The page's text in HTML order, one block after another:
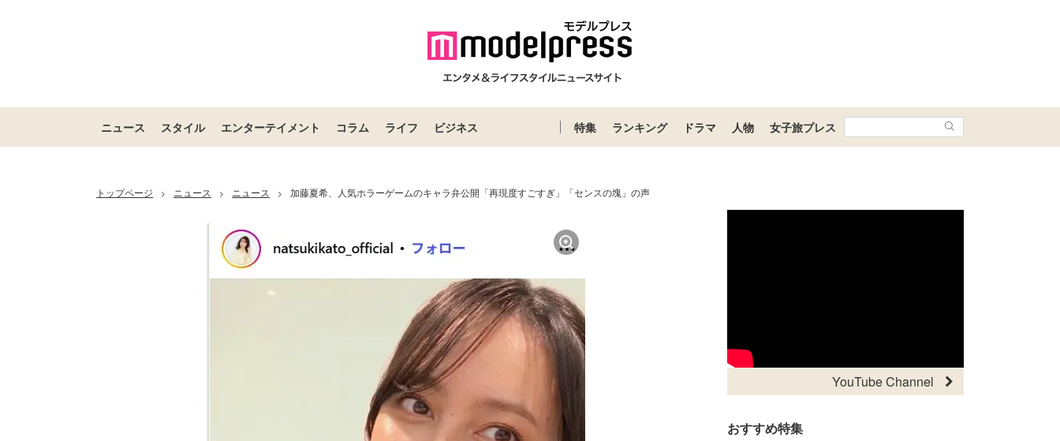
ニュース スタイル エンターテイメント コラム ライフ ビジネス 特集 ランキング ドラマ 人物 女子旅プレス
トップページ > ニュース > ニュース > 加藤夏希、人気ホラーゲームのキャラ弁公開「再現度すごすぎ」「センスの塊」の声
YouTube Channel
おすすめ特集